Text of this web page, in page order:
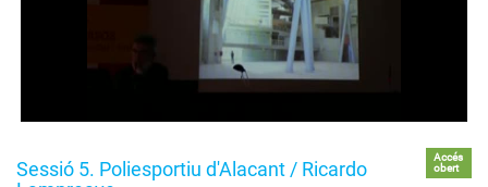
Sessió 5. Poliesportiu d'Alacant / Ricardo
Accés
obert